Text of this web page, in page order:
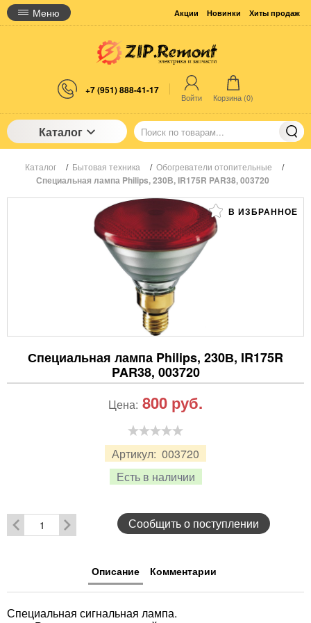
Меню Акции Новинки Хиты продаж
+7 (951) 888-41-17
Войти Корзина (0)
Каталог
Каталог / Бытовая техника / Обогреватели отопительные /
Специальная лампа Philips, 230В, IR175R PAR38, 003720
В ИЗБРАННОЕ
Специальная лампа Philips, 230В, IR175R
PAR38, 003720
Артикул: 003720
Есть в наличии
Цена: 800 руб.
Сообщить о поступлении
Описание Комментарии
Специальная сигнальная лампа.